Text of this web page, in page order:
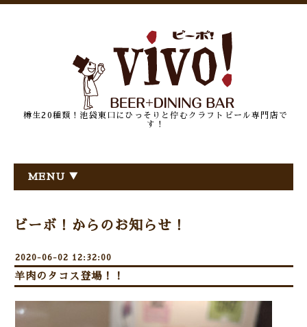
樽生20種類！池袋東口にひっそりと佇むクラフトビール専門店で
す！
MENU ▼
ビーボ！からのお知らせ！
2020-06-02 12:32:00
羊肉のタコス登場！！